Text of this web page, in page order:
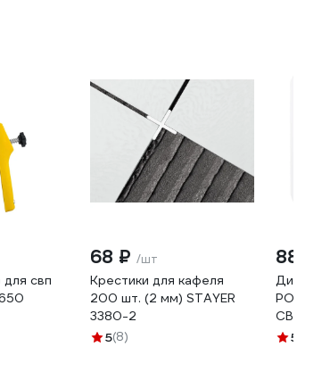
свп
68 ₽ /шт
Крестики для кафеля
200 шт. (2 мм) STAYER
3380-2
5(8)
886
Диск
СВП по
камню
5